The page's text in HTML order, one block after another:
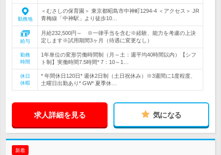
勤務地
＜むさしの保育園＞ 東京都昭島市中神町1294‐4 ＜アクセス＞ JR
青梅線「中神駅」より徒歩10…
給与
月給232,500円～ ※一律手当を含む※経験、能力を考慮の上決
定します※試用期間3ヶ月（待遇に変更なし）
勤務
時間
1年単位の変形労働時間制（月～土：週平均40時間以内）【シフ
ト制】実働時間7.5時間* 7：10～1…
休日
休暇
* 年間休日120日* 週休2日制（土日祝休み）※3週間に1度程度、
土曜日出勤あり* GW* 夏季休…
求人詳細を見る 気になる
新着